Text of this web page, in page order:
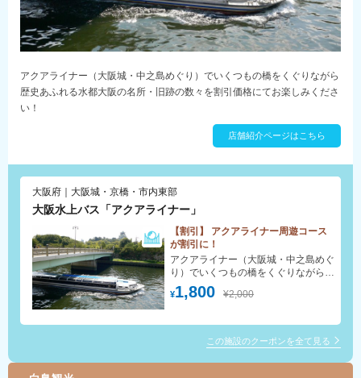
アクアライナー（大阪城・中之島めぐり）でいくつもの橋をくぐりながら
歴史あふれる水都大阪の名所・旧跡の数々を割引価格にてお楽しみくださ
い！
店舗紹介ページはこちら
大阪府｜大阪城・京橋・市内東部
大阪水上バス「アクアライナー」
【割引】 アクアライナー周遊コース
が割引に！
¥1,800 ¥2,000
アクアライナー（大阪城・中之島めぐ
り）でいくつもの橋をくぐりながら歴
史あふれる水都大阪の名所・旧跡の
数々を川面からお楽しみください。
この施設のクーポンを全て見る